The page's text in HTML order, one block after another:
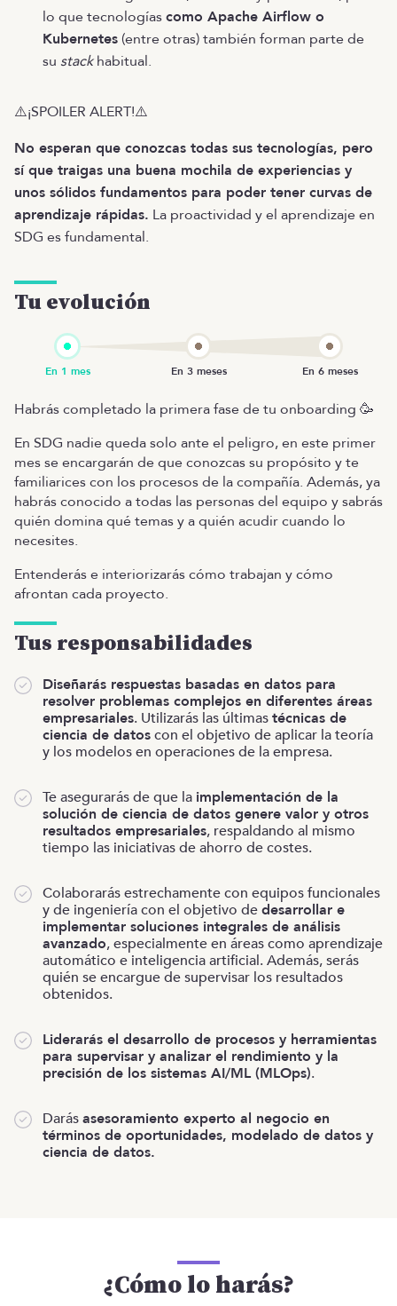
lo que tecnologíascomo Apache Airflow o
Kubernetes (entre otras) también forman parte de
su stackhabitual.
⚠️¡SPOILER ALERT!⚠️
No esperan que conozcas todas sus tecnologías, pero
sí que traigas una buena mochila de experiencias y
unos sólidos fundamentos para poder tener curvas de
aprendizaje rápidas. La proactividad y el aprendizaje en
SDG es fundamental.
Tu evolución
Habrás completado la primera fase de tu onboarding 🥳
En SDG nadie queda solo ante el peligro, en este primer
mes se encargarán de que conozcas su propósito y te
familiarices con los procesos de la compañía. Además, ya
habrás conocido a todas las personas del equipo y sabrás
quién domina qué temas y a quién acudir cuando lo
necesites.
Entenderás e interiorizarás cómo trabajan y cómo
afrontan cada proyecto.
Tus responsabilidades
Diseñarás respuestas basadas en datos para
resolver problemas complejos en diferentes áreas
empresariales. Utilizarás las últimastécnicas de
ciencia de datoscon el objetivo de aplicar la teoría
y los modelos en operaciones de la empresa.
Te asegurarás de que la implementación de la
solución de ciencia de datos genere valor y otros
resultados empresariales, respaldando al mismo
tiempo las iniciativas de ahorro de costes.
Colaborarás estrechamente con equipos funcionales
y de ingeniería con el objetivo dedesarrollar e
implementar soluciones integrales de análisis
avanzado, especialmente en áreas como aprendizaje
automático e inteligencia artificial. Además, serás
quién se encargue de supervisar los resultados
obtenidos.
Liderarás el desarrollo de procesos y herramientas
para supervisar y analizar el rendimiento y la
precisión de los sistemas AI/ML (MLOps).
Darásasesoramiento experto al negocio en
términos de oportunidades, modelado de datos y
ciencia de datos.
¿Cómo lo harás?